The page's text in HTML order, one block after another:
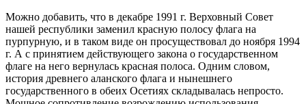
Можно добавить, что в декабре 1991 г. Верховный Совет
нашей республики заменил красную полосу флага на
пурпурную, и в таком виде он просуществовал до ноября 1994
г. А с принятием действующего закона о государственном
флаге на него вернулась красная полоса. Одним словом,
история древнего аланского флага и нынешнего
государственного в обеих Осетиях складывалась непросто.